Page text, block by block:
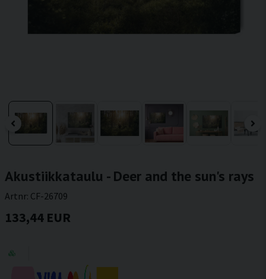
Akustiikkataulu - Deer and the sun's rays
Artnr: CF-26709
133,44 EUR